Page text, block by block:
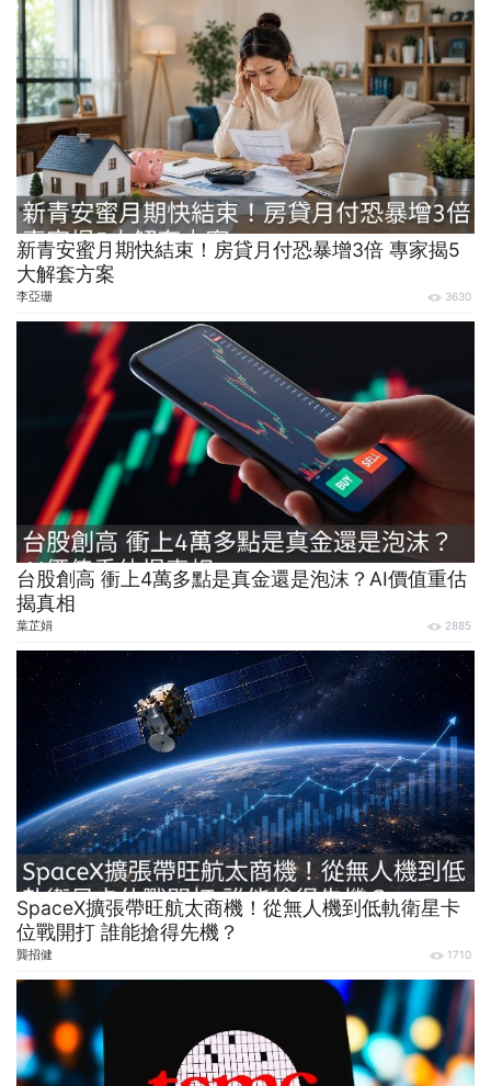
新青安蜜月期快結束！房貸月付恐暴增3倍 專家揭5
大解套方案
李亞珊 3630
台股創高 衝上4萬多點是真金還是泡沫？AI價值重估
揭真相
葉芷娟 2885
SpaceX擴張帶旺航太商機！從無人機到低軌衛星卡
位戰開打 誰能搶得先機？
龔招健 1710